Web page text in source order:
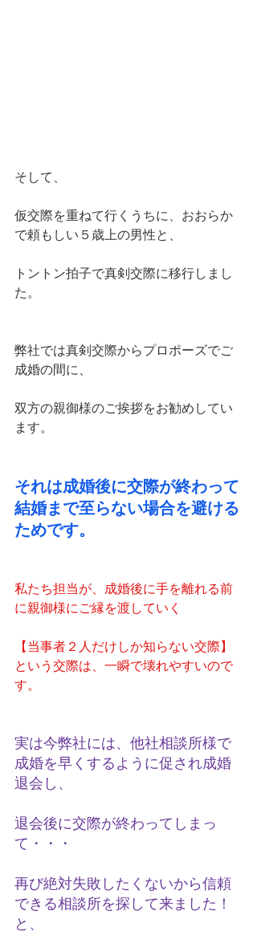
そして、
仮交際を重ねて行くうちに、おおらか
で頼もしい５歳上の男性と、
トントン拍子で真剣交際に移行しまし
た。
弊社では真剣交際からプロポーズでご
成婚の間に、
双方の親御様のご挨拶をお勧めしてい
ます。
それは成婚後に交際が終わって
結婚まで至らない場合を避ける
ためです。
私たち担当が、成婚後に手を離れる前
に親御様にご縁を渡していく
【当事者２人だけしか知らない交際】
という交際は、一瞬で壊れやすいので
す。
実は今弊社には、他社相談所様で
成婚を早くするように促され成婚
退会し、
退会後に交際が終わってしまっ
て・・・
再び絶対失敗したくないから信頼
できる相談所を探して来ました！
と、